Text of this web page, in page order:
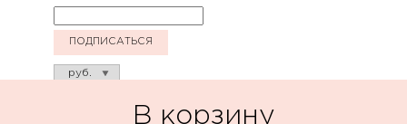
В корзину
ПОДПИСАТЬСЯ